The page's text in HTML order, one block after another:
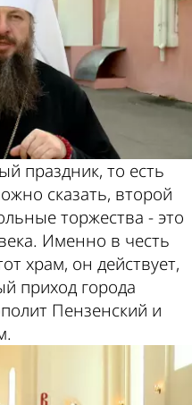
праздник, то есть
сказать, второй
торжества - это
Именно в честь
храм, он действует,
приход города
Пензенский и